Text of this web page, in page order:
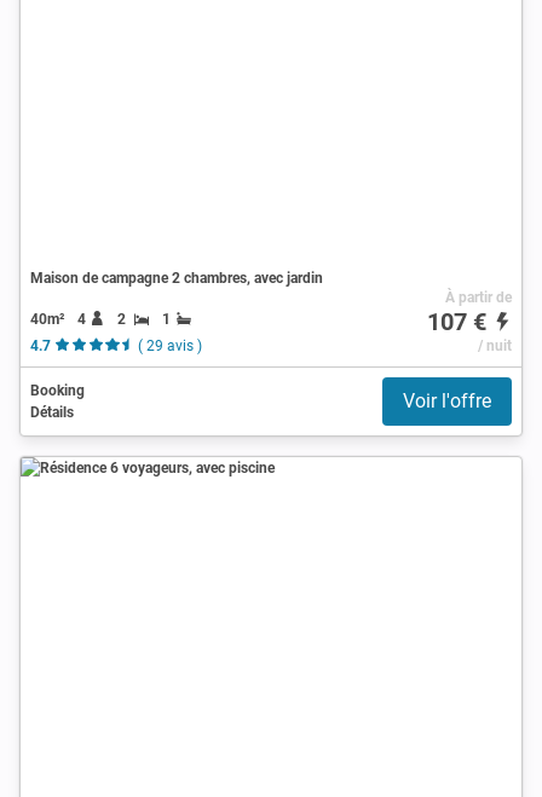
Maison de campagne 2 chambres, avec jardin
40m² 4 2
1
4.7
( 29 avis )
À partir de
107 €
/ nuit
Booking
Détails
Voir l'offre